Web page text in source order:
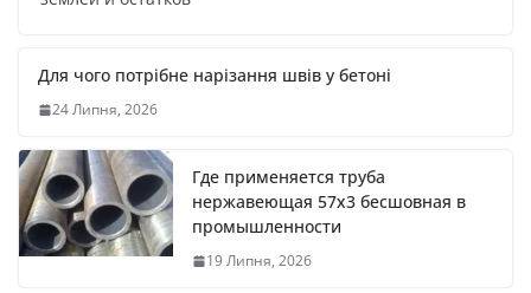
Для чого потрібне нарізання швів у бетоні
24 Липня, 2026
Где применяется труба
нержавеющая 57х3 бесшовная в
промышленности
19 Липня, 2026